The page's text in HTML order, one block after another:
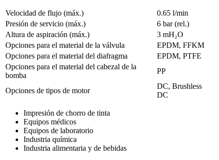
Velocidad de flujo (máx.)
0.65 l/min
Presión de servicio (máx.)
6 bar (rel.)
Altura de aspiración (máx.)
3 mH₂O
Opciones para el material de la válvula
EPDM, FFKM
Opciones para el material del diafragma
EPDM, PTFE
Opciones para el material del cabezal de la
bomba
PP
Opciones de tipos de motor
DC, Brushless
DC
Impresión de chorro de tinta
Equipos médicos
Equipos de laboratorio
Industria química
Industria alimentaria y de bebidas